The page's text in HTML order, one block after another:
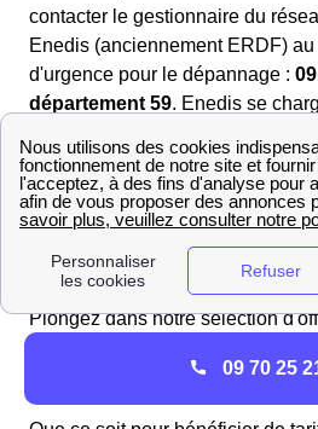
contacter le gestionnaire du
Enedis (anciennement ERDF)
d'urgence pour le dépannage :
département 59. Enedis se
Trouvez les meilleurs
Somain
Si vous souhaitez avoir une vue
faire une opinion objective sur
indispensable de les comparer
Plongez dans notre sélection
besoins énergétiques.09 70 25